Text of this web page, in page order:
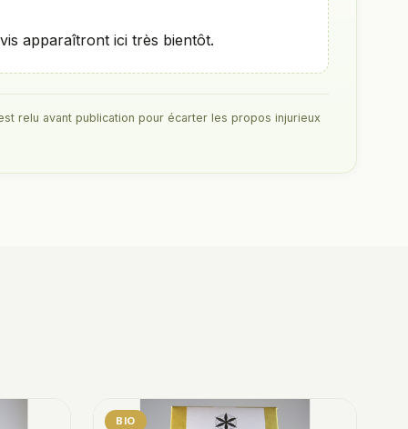
apparaîtront ici très bientôt.
relu avant publication pour écarter les propos injurieux
BIO